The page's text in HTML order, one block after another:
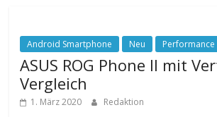
Android Smartphone Neu Performance
ASUS ROG Phone II mit
Vergleich
1. März 2020 Redaktion